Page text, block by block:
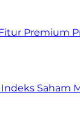
Premium
Indeks Saham